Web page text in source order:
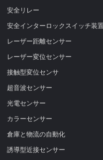
安全リレー
安全インターロックスイッチ装
レーザー距離センサー
レーザー変位センサー
接触型変位センサ
超音波センサー
光電センサー
カラーセンサー
倉庫と物流の自動化
誘導型近接センサー